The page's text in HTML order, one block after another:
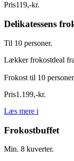
Pris119,-kr.
Delikatessens
Til 10 personer.
Lækker frokostdeal
Frokost til 10 personer
Pris1.199,-kr.
Læs mere i
Frokostbuffet
Min. 8 kuverter.